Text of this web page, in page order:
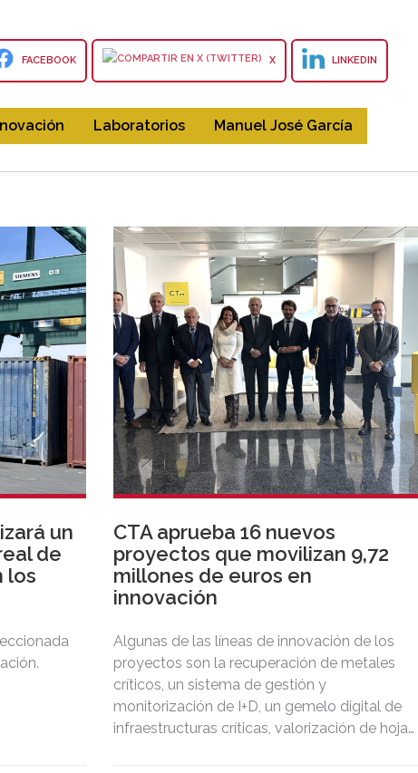
FACEBOOK X LINKEDIN
Laboratorios Manuel José García
un
de
los
CTA aprueba 16 nuevos
proyectos que movilizan 9,72
millones de euros en
innovación
Algunas de las líneas de innovación de los
proyectos son la recuperación de metales
críticos, un sistema de gestión y
monitorización de I+D, un gemelo digital de
infraestructuras críticas, valorización de hojas